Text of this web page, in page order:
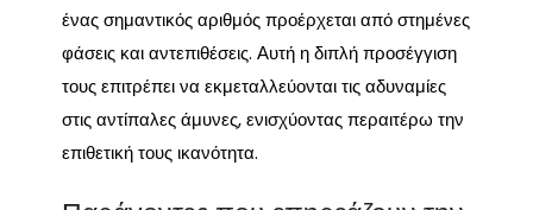
ένας σημαντικός αριθμός προέρχεται από στημένες
φάσεις και αντεπιθέσεις. Αυτή η διπλή προσέγγιση
τους επιτρέπει να εκμεταλλεύονται τις αδυναμίες
στις αντίπαλες άμυνες, ενισχύοντας περαιτέρω την
επιθετική τους ικανότητα.